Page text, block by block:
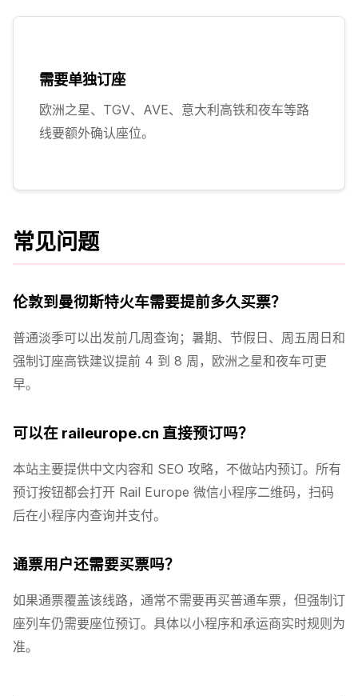
需要单独订座
欧洲之星、TGV、AVE、意大利高铁和夜车等路
线要额外确认座位。
常见问题
伦敦到曼彻斯特火车需要提前多久买票？
普通淡季可以出发前几周查询；暑期、节假日、周五周日和
强制订座高铁建议提前 4 到 8 周，欧洲之星和夜车可更
早。
可以在 raileurope.cn 直接预订吗？
本站主要提供中文内容和 SEO 攻略，不做站内预订。所有
预订按钮都会打开 Rail Europe 微信小程序二维码，扫码
后在小程序内查询并支付。
通票用户还需要买票吗？
如果通票覆盖该线路，通常不需要再买普通车票，但强制订
座列车仍需要座位预订。具体以小程序和承运商实时规则为
准。